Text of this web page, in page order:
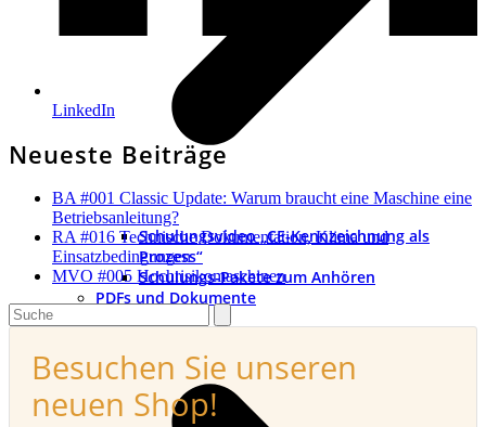
Schulungsvideo „CE-Kennzeichnung als
Prozess“
Schulungs-Pakete zum Anhören
PDFs und Dokumente
LinkedIn
Neueste Beiträge
BA #001 Classic Update: Warum braucht eine Maschine eine
Betriebsanleitung?
RA #016 Technische Dokumentation, Klima und
Einsatzbedingungen
MVO #005 Hochrisikomaschinen
Search
Besuchen Sie unseren
neuen Shop!